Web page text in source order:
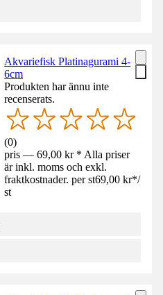
Akvariefisk Platinagurami 4-
6cm
Produkten har ännu inte
recenserats.
(0)
pris — 69,00 kr * Alla priser
är inkl. moms och exkl.
fraktkostnader. per st69,00 kr*/
st